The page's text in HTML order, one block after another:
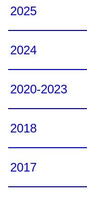
2025
2024
2020-2023
2018
2017